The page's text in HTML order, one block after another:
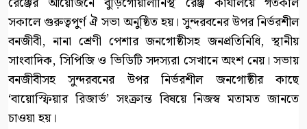
সকালে গুরুত্বপুর্ণ ঐ সভা অনুষ্ঠিত হয়। সুন্দরবনের উপর নির্ভরশীল
বনজীবী, নানা শ্রেণী পেশার জনগোষ্ঠীসহ জনপ্রতিনিধি, স্থানীয়
সাংবাদিক, সিপিজি ও ভিডিটি সদস্যরা সেখানে অংশ নেয়। সভায়
বনজীবীসহ সুন্দরবনের উপর নির্ভরশীল জনগোষ্ঠীর কাছে
‘বায়োস্ফিয়ার রিজার্ভ’ সংক্রান্ত বিষয়ে নিজস্ব মতামত জানতে
চাওয়া হয়।